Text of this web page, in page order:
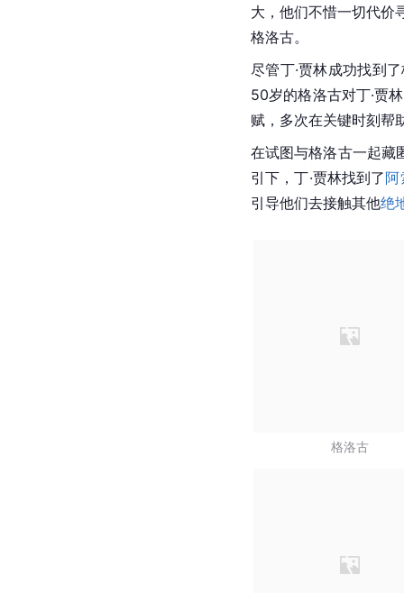
大，他们不惜一切代价
格洛古。
尽管丁·贾林成功找到
50岁的格洛古对丁·贾
赋，多次在关键时刻帮
在试图与格洛古一起藏
引下，丁·贾林找到了阿
引导他们去接触其他绝
格洛古